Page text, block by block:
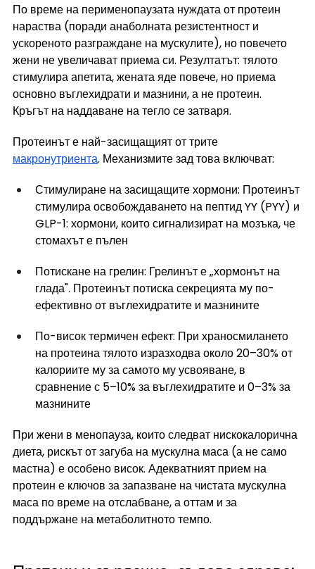
По време на перименопаузата нуждата от протеин
нараства (поради анаболната резистентност и
ускореното разграждане на мускулите), но повечето
жени не увеличават приема си. Резултатът: тялото
стимулира апетита, жената яде повече, но приема
основно въглехидрати и мазнини, а не протеин.
Кръгът на наддаване на тегло се затваря.
Протеинът е най-засищащият от трите
макронутриента. Механизмите зад това включват:
Стимулиране на засищащите хормони: Протеинът
стимулира освобождаването на пептид YY (PYY) и
GLP-1: хормони, които сигнализират на мозъка, че
стомахът е пълен
Потискане на грелин: Грелинът е „хормонът на
глада". Протеинът потиска секрецията му по-
ефективно от въглехидратите и мазнините
По-висок термичен ефект: При храносмилането
на протеина тялото изразходва около 20–30% от
калориите му за самото му усвояване, в
сравнение с 5–10% за въглехидратите и 0–3% за
мазнините
При жени в менопауза, които следват нискокалорична
диета, рискът от загуба на мускулна маса (а не само
мастна) е особено висок. Адекватният прием на
протеин е ключов за запазване на чистата мускулна
маса по време на отслабване, а оттам и за
поддържане на метаболитното темпо.